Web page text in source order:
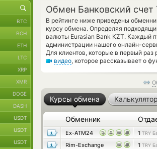
Обмен Банковский счет
В рейтинге ниже приведены
курсу обмена. Определяя
валюты Eurasian Bank KZT. Каждый
администрации нашего онлайн-
Для клиентов, которые в первый
видео, которое рассказывает о
Курсы обмена
Обменник
Ex-ATM24 1 TRY
Rim-Exchange
1 TRY
BTC
BCH
ETH
LTC
XRP
XMR
DOGE
DASH
USDT
USDT
USDT